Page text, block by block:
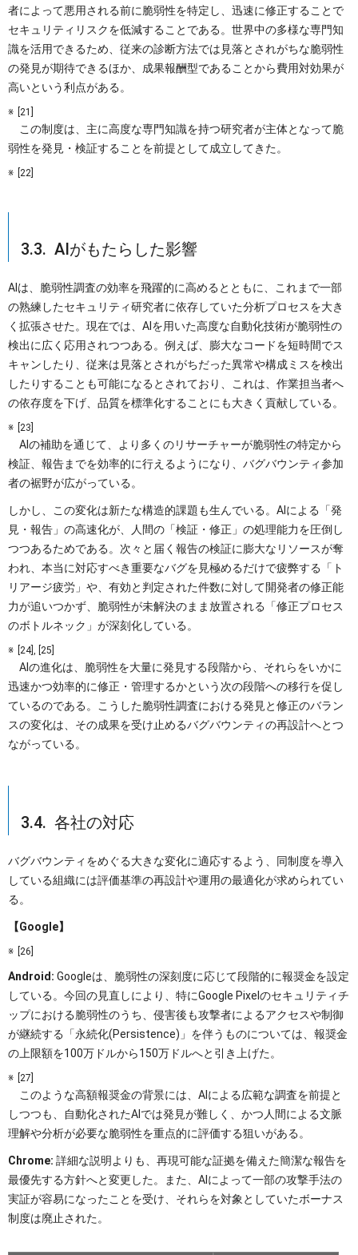
者によって悪用される前に脆弱性を特定し、迅速に修正することで
セキュリティリスクを低減することである。世界中の多様な専門知
識を活用できるため、従来の診断方法では見落とされがちな脆弱性
の発見が期待できるほか、成果報酬型であることから費用対効果が
高いという利点がある。
[21]
この制度は、主に高度な専門知識を持つ研究者が主体となって脆
弱性を発見・検証することを前提として成立してきた。
[22]
3.3. AIがもたらした影響
AIは、脆弱性調査の効率を飛躍的に高めるとともに、これまで一部
の熟練したセキュリティ研究者に依存していた分析プロセスを大き
く拡張させた。現在では、AIを用いた高度な自動化技術が脆弱性の
検出に広く応用されつつある。例えば、膨大なコードを短時間でス
キャンしたり、従来は見落とされがちだった異常や構成ミスを検出
したりすることも可能になるとされており、これは、作業担当者へ
の依存度を下げ、品質を標準化することにも大きく貢献している。
[23]
AIの補助を通じて、より多くのリサーチャーが脆弱性の特定から
検証、報告までを効率的に行えるようになり、バグバウンティ参加
者の裾野が広がっている。
しかし、この変化は新たな構造的課題も生んでいる。AIによる「発
見・報告」の高速化が、人間の「検証・修正」の処理能力を圧倒し
つつあるためである。次々と届く報告の検証に膨大なリソースが奪
われ、本当に対応すべき重要なバグを見極めるだけで疲弊する「ト
リアージ疲労」や、有効と判定された件数に対して開発者の修正能
力が追いつかず、脆弱性が未解決のまま放置される「修正プロセス
のボトルネック」が深刻化している。
[24], [25]
AIの進化は、脆弱性を大量に発見する段階から、それらをいかに
迅速かつ効率的に修正・管理するかという次の段階への移行を促し
ているのである。こうした脆弱性調査における発見と修正のバラン
スの変化は、その成果を受け止めるバグバウンティの再設計へとつ
ながっている。
3.4. 各社の対応
バグバウンティをめぐる大きな変化に適応するよう、同制度を導入
している組織には評価基準の再設計や運用の最適化が求められてい
る。
【Google】
[26]
Android: Googleは、脆弱性の深刻度に応じて段階的に報奨金を設定
している。今回の見直しにより、特にGoogle Pixelのセキュリティチ
ップにおける脆弱性のうち、侵害後も攻撃者によるアクセスや制御
が継続する「永続化(Persistence)」を伴うものについては、報奨金
の上限額を100万ドルから150万ドルへと引き上げた。
[27]
このような高額報奨金の背景には、AIによる広範な調査を前提と
しつつも、自動化されたAIでは発見が難しく、かつ人間による文脈
理解や分析が必要な脆弱性を重点的に評価する狙いがある。
Chrome: 詳細な説明よりも、再現可能な証拠を備えた簡潔な報告を
最優先する方針へと変更した。また、AIによって一部の攻撃手法の
実証が容易になったことを受け、それらを対象としていたボーナス
制度は廃止された。